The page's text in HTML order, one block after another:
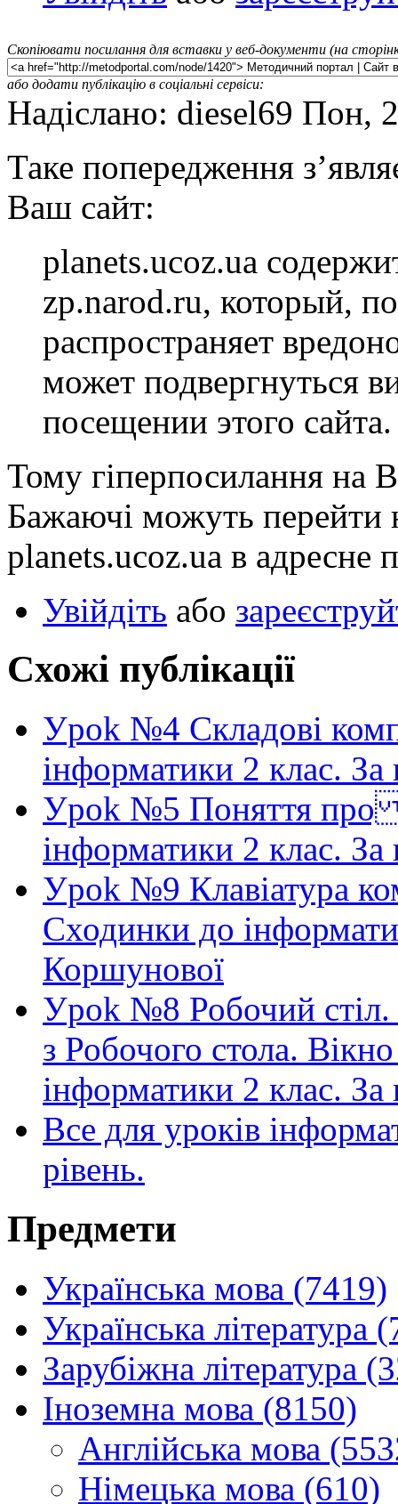
Скопіювати посилання для вставки у веб-документи (на
або додати публікацію в соціальні сервіси:
Надіслано: diesel69 Пон,
Таке попередження
Ваш сайт:
planets.ucoz.ua
zp.narod.ru, который,
распространяет
может подвергнуться
посещении этого сайта.
Тому гіперпосилання на
Бажаючі можуть
planets.ucoz.ua в адресне
Увійдіть або
Схожі публікації
Уpok №4 Складові
інформатики 2 клас.
Уpok №5 Поняття про
інформатики 2 клас.
Уpok №9 Клавіатура
Сходинки до
Коршунової
Уpok №8 Робочий стіл.
з Робочого стола.
інформатики 2 клас.
Bсе для уроків
рівень.
Предмети
Українська мова (7419)
Українська література
Зарубіжна література
Іноземна мова (8150)
Англійська мова
Німецька мова (610)